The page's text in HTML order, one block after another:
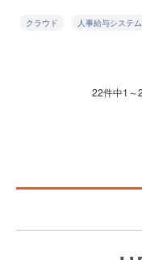
クラウド 人事給与システム
22件中1～